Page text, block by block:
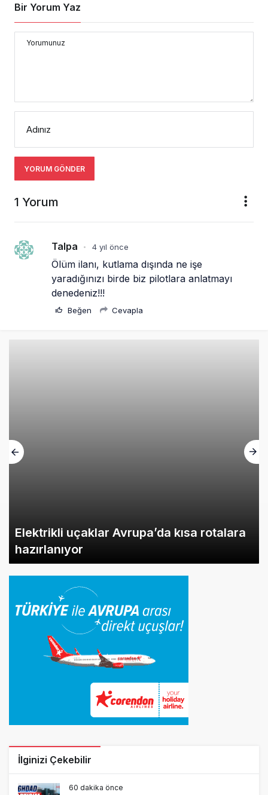
Adınız
YORUM GÖNDER
yaradığınızı birde biz pilotlara anlatmayı
denedeniz!!!
İlginizi Çekebilir
60 dakika önce
Fly Baghdad ABD yaptırım listesinden
çıkarıldı
2 saat önce
hazırlanıyor
3 saat önce